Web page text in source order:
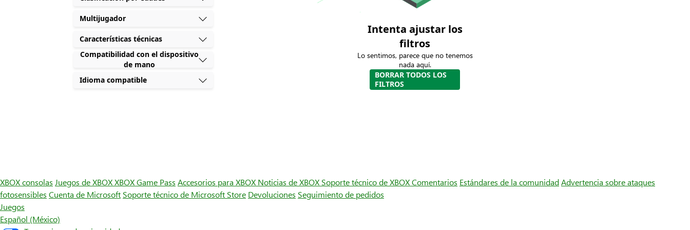
Multijugador
Características técnicas
Compatibilidad con el dispositivo
de mano
Idioma compatible
Intenta ajustar los
filtros
Lo sentimos, parece que no tenemos
nada aquí.
BORRAR TODOS LOS
FILTROS
XBOX consolas Juegos de XBOXXBOX Game Pass Accesorios para XBOX Noticias de XBOX Soporte técnico de XBOXComentarios Estándares de la comunidadAdvertencia sobre ataques
fotosensibles Cuenta de Microsoft Soporte técnico de Microsoft Store Devoluciones Seguimiento de pedidos
Juegos
Español (México)